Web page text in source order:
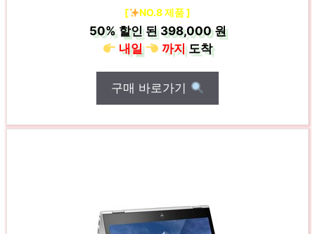
[ NO.8 제품 ]
50%할인 된398,000 원
내일
까지도착
구매 바로가기